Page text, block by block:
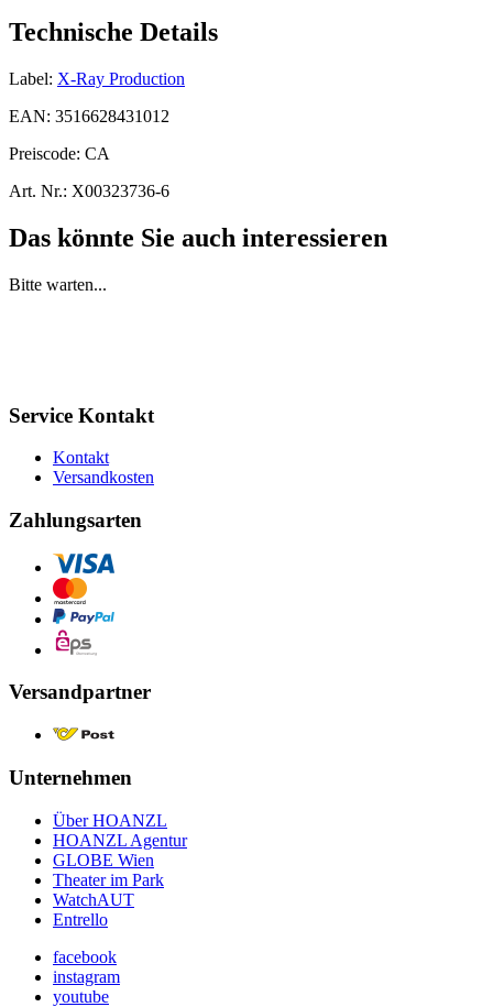
Technische Details
Label: X-Ray Production
EAN: 3516628431012
Preiscode: CA
Art. Nr.: X00323736-6
Das könnte Sie auch interessieren
Bitte warten...
Service Kontakt
Kontakt
Versandkosten
Zahlungsarten
Versandpartner
Unternehmen
Über HOANZL
HOANZL Agentur
GLOBE Wien
Theater im Park
WatchAUT
Entrello
facebook
instagram
youtube